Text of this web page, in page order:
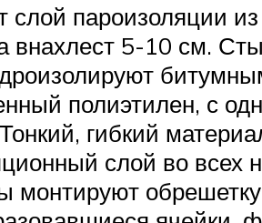
пароизоляции из
внахлест 5-10 см.
полиэтилен, с
гибкий
слой во всех
монтируют